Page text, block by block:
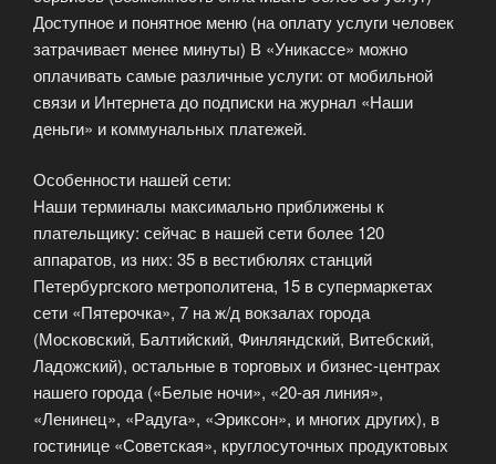
Доступное и понятное меню (на оплату услуги человек
затрачивает менее минуты) В «Уникассе» можно
оплачивать самые различные услуги: от мобильной
связи и Интернета до подписки на журнал «Наши
деньги» и коммунальных платежей.
Особенности нашей сети:
Наши терминалы максимально приближены к
плательщику: сейчас в нашей сети более 120
аппаратов, из них: 35 в вестибюлях станций
Петербургского метрополитена, 15 в супермаркетах
сети «Пятерочка», 7 на ж/д вокзалах города
(Московский, Балтийский, Финляндский, Витебский,
Ладожский), остальные в торговых и бизнес-центрах
нашего города («Белые ночи», «20-ая линия»,
«Ленинец», «Радуга», «Эриксон», и многих других), в
гостинице «Советская», круглосуточных продуктовых